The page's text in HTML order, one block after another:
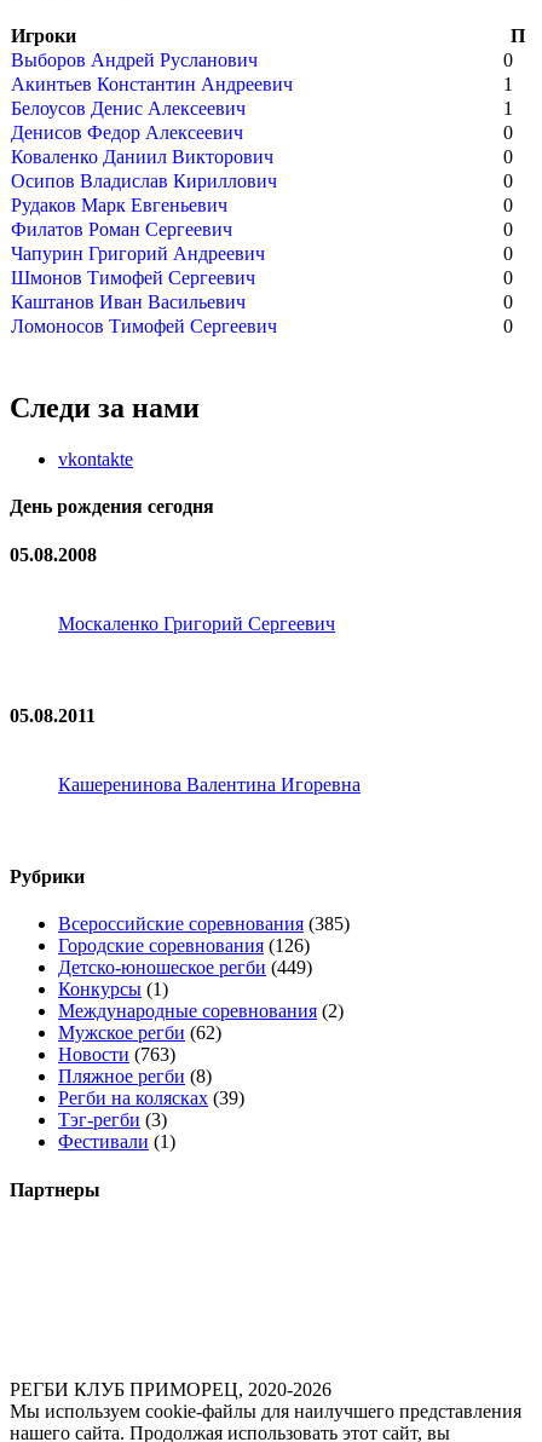
Игроки
П
Выборов Андрей Русланович
0
Акинтьев Константин Андреевич
1
Белоусов Денис Алексеевич
1
Денисов Федор Алексеевич
0
Коваленко Даниил Викторович
0
Осипов Владислав Кириллович
0
Рудаков Марк Евгеньевич
0
Филатов Роман Сергеевич
0
Чапурин Григорий Андреевич
0
Шмонов Тимофей Сергеевич
0
Каштанов Иван Васильевич
0
Ломоносов Тимофей Сергеевич
0
Следи за нами
vkontakte
День рождения сегодня
05.08.2008
Москаленко Григорий Сергеевич
05.08.2011
Кашеренинова Валентина Игоревна
Рубрики
Всероссийские соревнования (385)
Городские соревнования (126)
Детско-юношеское регби (449)
Конкурсы (1)
Международные соревнования (2)
Мужское регби (62)
Новости (763)
Пляжное регби (8)
Регби на колясках (39)
Тэг-регби (3)
Фестивали (1)
Партнеры
РЕГБИ КЛУБ ПРИМОРЕЦ, 2020-2026
Мы используем cookie-файлы для наилучшего представления
нашего сайта. Продолжая использовать этот сайт, вы